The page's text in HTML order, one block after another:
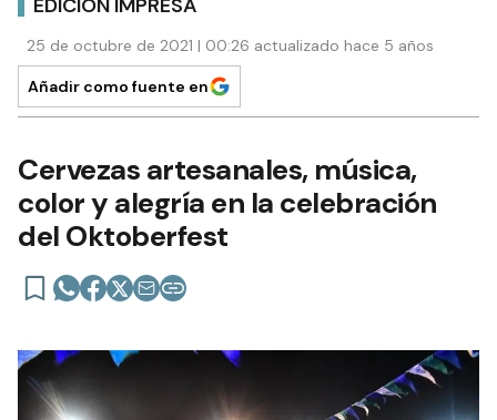
EDICIÓN IMPRESA
25 de octubre de 2021 | 00:26 actualizado hace 5 años
Añadir como fuente en
Cervezas artesanales, música,
color y alegría en la celebración
del Oktoberfest